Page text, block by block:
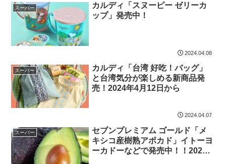
スーパー
カルディ「スヌーピー ゼリーカ
ップ」発売中！
2024.04.08
スーパー
カルディ「台湾 好吃！バッグ」
と台湾気分が楽しめる新商品発
売！2024年4月12日から
2024.04.07
スーパー
セブンプレミアム ゴールド「メ
キシコ産樹熟アボカド」イトーヨ
ーカドーなどで発売中！！2024